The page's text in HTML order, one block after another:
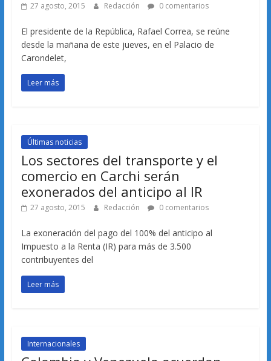
27 agosto, 2015 Redacción 0 comentarios
El presidente de la República, Rafael Correa, se reúne
desde la mañana de este jueves, en el Palacio de
Carondelet,
Leer más
Últimas noticias
Los sectores del transporte y el
comercio en Carchi serán
exonerados del anticipo al IR
27 agosto, 2015 Redacción 0 comentarios
La exoneración del pago del 100% del anticipo al
Impuesto a la Renta (IR) para más de 3.500
contribuyentes del
Leer más
Internacionales